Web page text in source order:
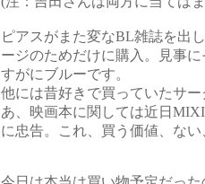
ピアスがまた変なBL雑誌を出
ージのためだけに購入。見事
すがにブルーです。
他には昔好きで買っていたサ
あ、映画本に関しては近日
に忠告。これ、買う価値、な